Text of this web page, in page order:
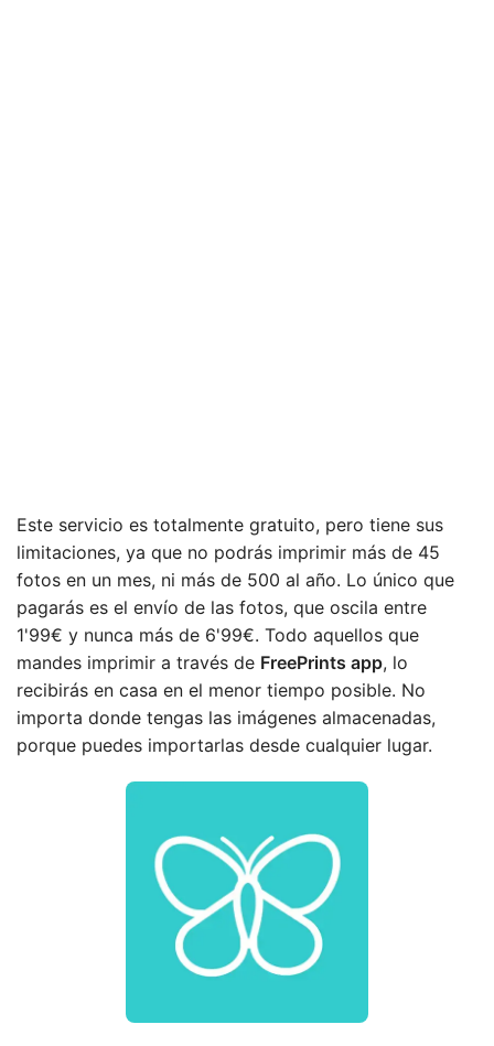
Este servicio es totalmente gratuito, pero tiene sus
limitaciones, ya que no podrás imprimir más de 45
fotos en un mes, ni más de 500 al año. Lo único que
pagarás es el envío de las fotos, que oscila entre
1'99€ y nunca más de 6'99€. Todo aquellos que
mandes imprimir a través de FreePrints app, lo
recibirás en casa en el menor tiempo posible. No
importa donde tengas las imágenes almacenadas,
porque puedes importarlas desde cualquier lugar.